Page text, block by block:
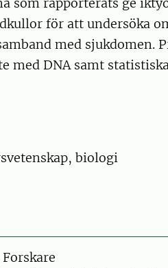
som rapporterats ge
för att undersöka
med sjukdomen.
med DNA samt
biologi